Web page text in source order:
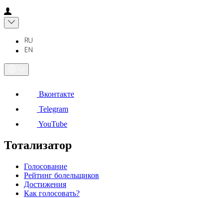
Вконтакте
Telegram
YouTube
Тотализатор
Голосование
Рейтинг болельщиков
Достижения
Как голосовать?